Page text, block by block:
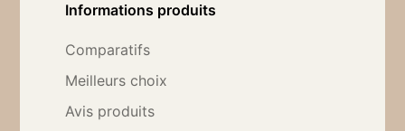
Informations produits
Comparatifs
Meilleurs choix
Avis produits